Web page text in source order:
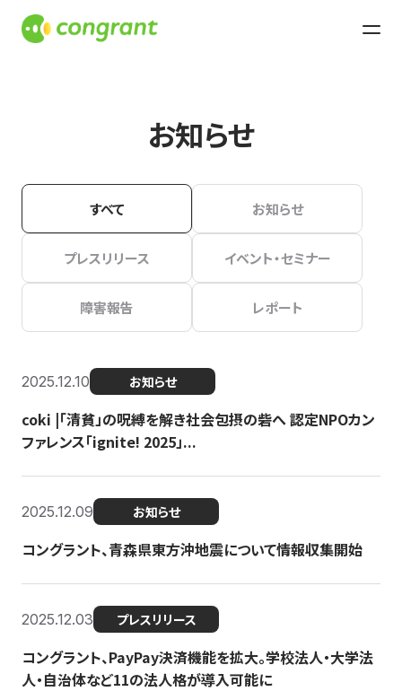
お知らせ
すべて お知らせ
プレスリリース イベント・セミナー
障害報告 レポート
2025.12.10 お知らせ
coki |「清貧」の呪縛を解き社会包摂の砦へ 認定NPOカン
ファレンス「ignite! 2025」...
2025.12.09 お知らせ
コングラント、青森県東方沖地震について情報収集開始
2025.12.03 プレスリリース
コングラント、PayPay決済機能を拡大。学校法人・大学法
人・自治体など11の法人格が導入可能に